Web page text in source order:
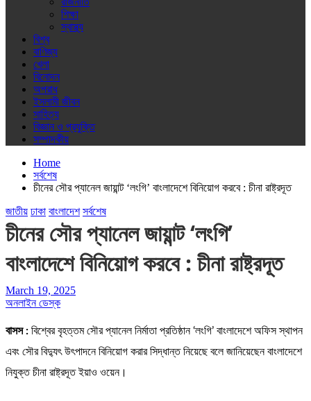
শিক্ষা
স্বাস্থ্য
বিশ্ব
বাণিজ্য
খেলা
বিনোদন
অপরাধ
ইসলামী জীবন
সাহিত্য
বিজ্ঞান ও প্রযুক্তি
সম্পাদকীয়
Home
সর্বশেষ
চীনের সৌর প্যানেল জায়ান্ট ‘লংগি’ বাংলাদেশে বিনিয়োগ করবে : চীনা রাষ্ট্রদূত
জাতীয় ঢাকা বাংলাদেশ সর্বশেষ
চীনের সৌর প্যানেল জায়ান্ট ‘লংগি’
বাংলাদেশে বিনিয়োগ করবে : চীনা রাষ্ট্রদূত
March 19, 2025
অনলাইন ডেস্ক
বাসস : বিশ্বের বৃহত্তম সৌর প্যানেল নির্মাতা প্রতিষ্ঠান ‘লংগি’ বাংলাদেশে অফিস স্থাপন
এবং সৌর বিদ্যুৎ উৎপাদনে বিনিয়োগ করার সিদ্ধান্ত নিয়েছে বলে জানিয়েছেন বাংলাদেশে
নিযুক্ত চীনা রাষ্ট্রদূত ইয়াও ওয়েন।